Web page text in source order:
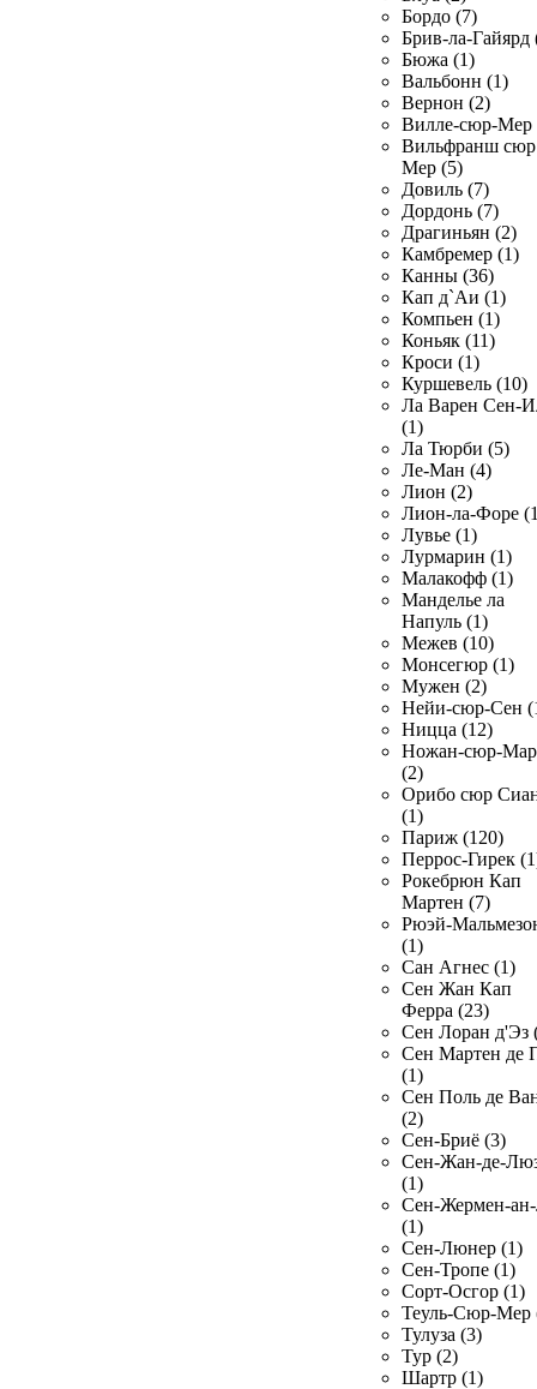
Бордо (7)
Брив-ла-Гайярд
Бюжа (1)
Вальбонн (1)
Вернон (2)
Вилле-сюр-Мер
Вильфранш сюр
Мер (5)
Довиль (7)
Дордонь (7)
Драгиньян (2)
Камбремер (1)
Канны (36)
Кап д`Аи (1)
Компьен (1)
Коньяк (11)
Кроси (1)
Куршевель (10)
Ла Варен Сен-
(1)
Ла Тюрби (5)
Ле-Ман (4)
Лион (2)
Лион-ла-Форе
Лувье (1)
Лурмарин (1)
Малакофф (1)
Манделье ла
Напуль (1)
Межев (10)
Монсегюр (1)
Мужен (2)
Нейи-сюр-Сен
Ницца (12)
Ножан-сюр-
(2)
Орибо сюр
(1)
Париж (120)
Перрос-Гирек
Рокебрюн Кап
Мартен (7)
Рюэй-
(1)
Сан Агнес (1)
Сен Жан Кап
Ферра (23)
Сен Лоран д'Эз
Сен Мартен де
(1)
Сен Поль де
(2)
Сен-Бриё (3)
Сен-Жан-де-
(1)
Сен-Жермен-
(1)
Сен-Люнер (1)
Сен-Тропе (1)
Сорт-Осгор (1)
Теуль-Сюр-Мер
Тулуза (3)
Тур (2)
Шартр (1)